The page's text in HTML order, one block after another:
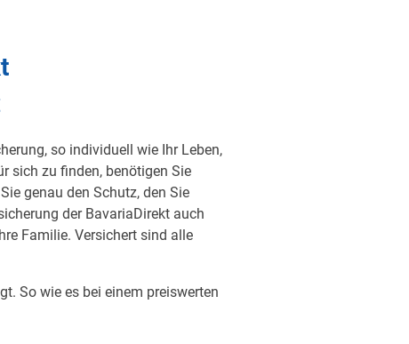
so individuell wie Ihr Leben,
sich zu finden, benötigen Sie
genau den Schutz, den Sie
der BavariaDirekt auch
Familie. Versichert sind alle
So wie es bei einem preiswerten